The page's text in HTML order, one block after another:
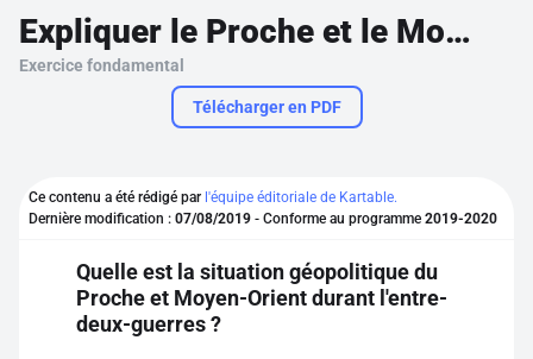
Parcourir
Se connecter
S'inscrire gratuitement
Pour profiter de 10 contenus offerts.
Expliquer le Proche et le Moyen-Orient pendant l'entre-deux-guerres
Exercice fondamental
Télécharger en PDF
Ce contenu a été rédigé par l'équipe éditoriale de Kartable.
Dernière modification : 07/08/2019 - Conforme au programme 2019-2020
Quelle est la situation géopolitique du
Proche et Moyen-Orient durant l'entre-
deux-guerres ?